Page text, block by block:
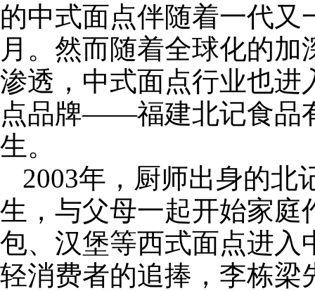
的中式面点伴随着一代又
月。然而随着全球化的
渗透，中式面点行业也进
点品牌——福建北记食品
生。
2003年，厨师出身的北
生，与父母一起开始家庭
包、汉堡等西式面点进入
轻消费者的追捧，李栋梁